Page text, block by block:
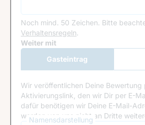
Noch mind. 50 Zeichen. Bitte
Verhaltensregeln.
Google Recaptcha
Weiter mit
Gasteintrag
Wir veröffentlichen Deine Bewertung
Aktivierungslink, den wir Dir per E-
dafür benötigen wir Deine E-Mail-
werden von uns nicht an Dritte
Namensdarstellung